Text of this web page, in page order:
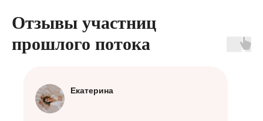
Отзывы участниц
прошлого потока
Екатерина